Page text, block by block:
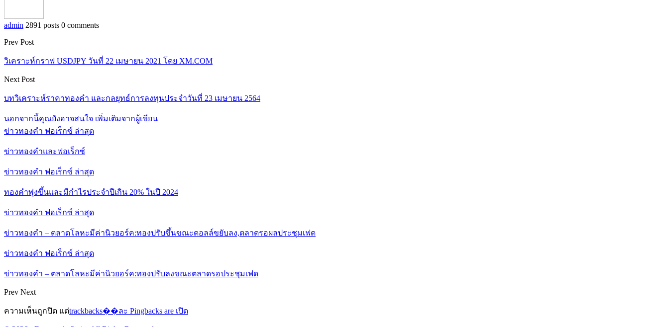
admin 2891 posts 0 comments
Prev Post
วิเคราะห์กราฟ USDJPY วันที่ 22 เมษายน 2021 โดย XM.COM
Next Post
บทวิเคราะห์ราคาทองคำ และกลยุทธ์การลงทุนประจำวันที่ 23 เมษายน 2564
นอกจากนี้คุณยังอาจสนใจ เพิ่มเติมจากผู้เขียน
ข่าวทองคำ ฟอเร็กซ์ ล่าสุด
ข่าวทองคำและฟอเร็กซ์
ข่าวทองคำ ฟอเร็กซ์ ล่าสุด
ทองคำพุ่งขึ้นและมีกำไรประจำปีเกิน 20% ในปี 2024
ข่าวทองคำ ฟอเร็กซ์ ล่าสุด
ข่าวทองคำ – ตลาดโลหะมีค่านิวยอร์ค:ทองปรับขึ้นขณะดอลล์ขยับลง,ตลาดรอผลประชุมเฟด
ข่าวทองคำ ฟอเร็กซ์ ล่าสุด
ข่าวทองคำ – ตลาดโลหะมีค่านิวยอร์ค:ทองปรับลงขณะตลาดรอประชุมเฟด
Prev Next
ความเห็นถูกปิด แต่trackbacks��ละ Pingbacks are เปิด